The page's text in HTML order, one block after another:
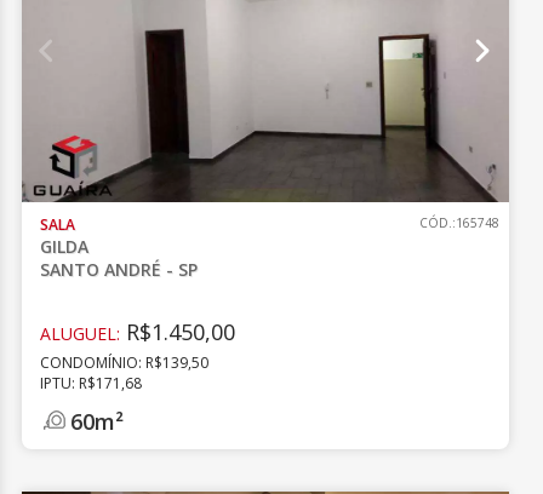
SALA
GILDA
SANTO ANDRÉ - SP
CÓD.:165748
ALUGUEL: R$1.450,00
CONDOMÍNIO: R$139,50
IPTU: R$171,68
60m²